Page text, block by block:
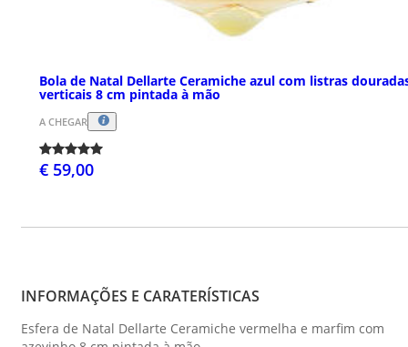
Bola de Natal Dellarte Ceramiche azul com listras
verticais 8 cm pintada à mão
A CHEGAR
€ 59,00
INFORMAÇÕES E CARATERÍSTICAS
Esfera de Natal Dellarte Ceramiche vermelha e marfim com